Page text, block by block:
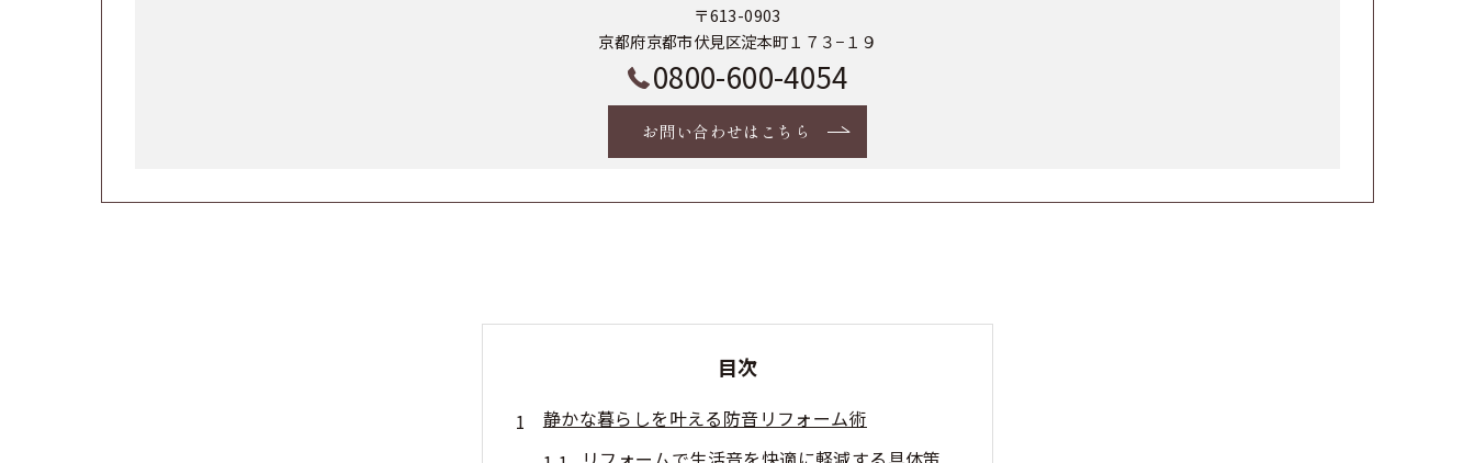
〒613-0903
京都府京都市伏見区淀本町１７３−１９
0800-600-4054
お問い合わせはこちら
目次
静かな暮らしを叶える防音リフォーム術